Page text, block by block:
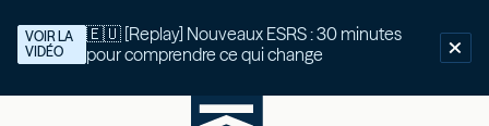
🇪🇺 [Replay] Nouveaux ESRS : 30 minutes
pour comprendre ce qui change
VOIR LA
VIDÉO